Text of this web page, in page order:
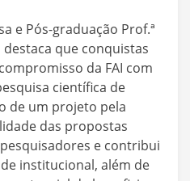
e Pós-graduação Prof.ª
que conquistas
da FAI com
científica de
de um projeto pela
das propostas
e contribui
institucional, além de